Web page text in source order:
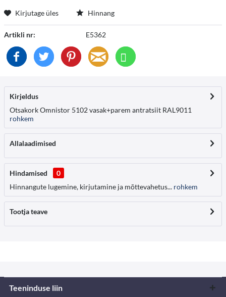
Kirjutage üles Hinnang
Artikli nr: E5362
Kirjeldus
Otsakork Omnistor 5102 vasak+parem antratsiit RAL9011
rohkem
Allalaadimised
Hindamised
0
Hinnangute lugemine, kirjutamine ja mõttevahetus... rohkem
Tootja teave
Teeninduse liin